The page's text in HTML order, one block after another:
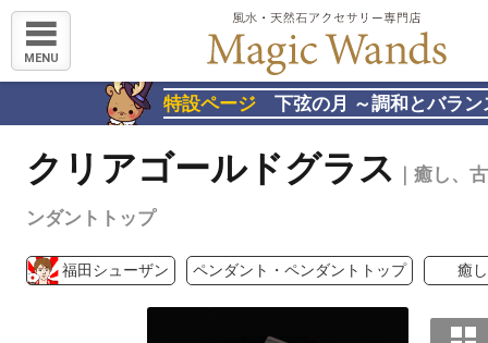
MENU
特設ページ 下弦の月 ～調和とバラン
クリアゴールドグラス ｜癒し、
ンダントトップ
福田シューザン ペンダント・ペンダントトップ 癒し